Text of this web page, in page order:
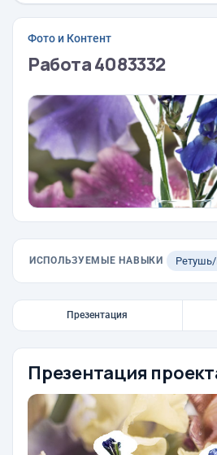
Фото и Контент
Работа 4083332
ИСПОЛЬЗУЕМЫЕ НАВЫКИ
Презентация
Презентация